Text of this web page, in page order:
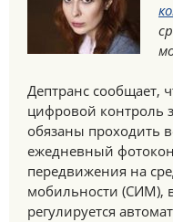
Дептранс сообщает,
цифровой контроль
обязаны проходить
ежедневный
передвижения на
мобильности (СИМ),
регулируется